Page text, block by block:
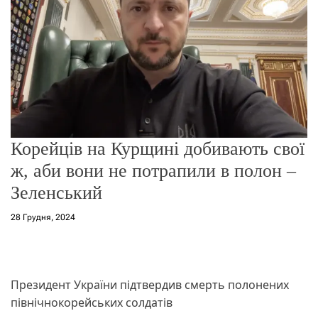
о
р
е
ж
и
м
у
Корейців на Курщині добивають свої
ж, аби вони не потрапили в полон –
Зеленський
28 Грудня, 2024
Президент України підтвердив смерть полонених
північнокорейських солдатів